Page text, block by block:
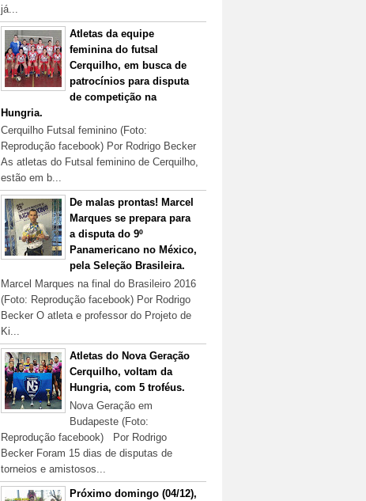
já...
Atletas da equipe
feminina do futsal
Cerquilho, em busca de
patrocínios para disputa
de competição na
Hungria.
Cerquilho Futsal feminino (Foto:
Reprodução facebook) Por Rodrigo Becker
As atletas do Futsal feminino de Cerquilho,
estão em b...
De malas prontas! Marcel
Marques se prepara para
a disputa do 9º
Panamericano no México,
pela Seleção Brasileira.
Marcel Marques na final do Brasileiro 2016
(Foto: Reprodução facebook) Por Rodrigo
Becker O atleta e professor do Projeto de
Ki...
Atletas do Nova Geração
Cerquilho, voltam da
Hungria, com 5 troféus.
Nova Geração em
Budapeste (Foto:
Reprodução facebook) Por Rodrigo
Becker Foram 15 dias de disputas de
torneios e amistosos...
Próximo domingo (04/12),